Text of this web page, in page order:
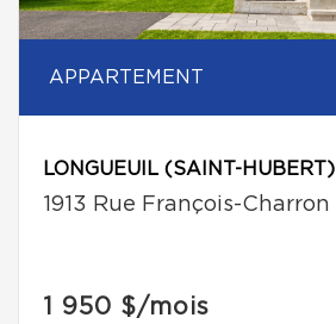
APPARTEMENT
LONGUEUIL (SAINT-HUBERT)
1913 Rue François-Charron
1 950 $/mois